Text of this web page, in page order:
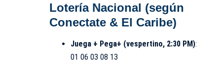
Lotería Nacional (según
Conectate & El Caribe)
Juega + Pega+ (vespertino, 2:30 PM):
01 06 03 08 13